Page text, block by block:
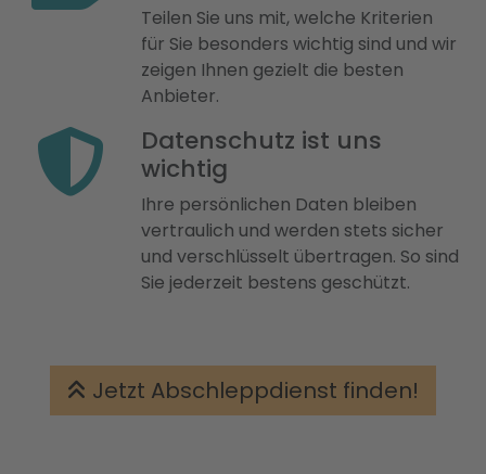
Teilen Sie uns mit, welche Kriterien
für Sie besonders wichtig sind und wir
zeigen Ihnen gezielt die besten
Anbieter.
Datenschutz ist uns
wichtig
Ihre persönlichen Daten bleiben
vertraulich und werden stets sicher
und verschlüsselt übertragen. So sind
Sie jederzeit bestens geschützt.
Jetzt Abschleppdienst finden!